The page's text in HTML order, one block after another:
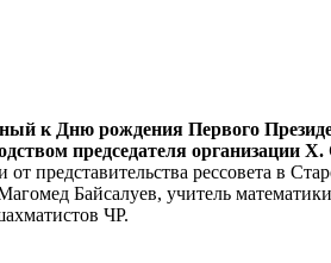
к Дню рождения Первого
председателя организации
от представительства рессовета
Байсалуев, учитель
ЧР.